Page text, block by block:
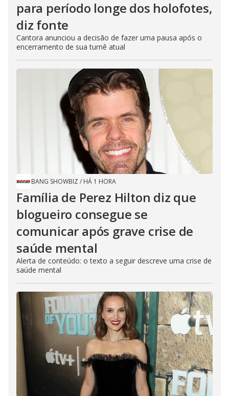
para período longe dos holofotes,
diz fonte
Cantora anunciou a decisão de fazer uma pausa após o
encerramento de sua turnê atual
BANG SHOWBIZ / HÁ 1 HORA
Família de Perez Hilton diz que
blogueiro consegue se
comunicar após grave crise de
saúde mental
Alerta de conteúdo: o texto a seguir descreve uma crise de
saúde mental